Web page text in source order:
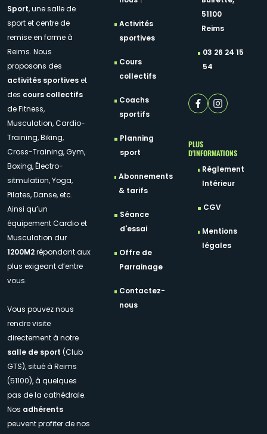
Sport, une salle de
sport et centre de
remise en forme à
Reims. Nous
proposons des
activités sportiveset
des cours collectifs
de Fitness,
Musculation, Cardio-
Training, Biking,
Cross-Training, Gym,
Boxing, Électro-
sitmulation, Yoga,
Pilates, Danse, etc.
Ainsi qu’un
équipement Cardio et
Musculation dur
1200M2répondant aux
plus exigeant d’entre
vous.
Vous pouvez nous
rendre visite
directement à notre
salle de sport (Club
GTS), situé à Reims
(51100), à quelques
pas de la cathédrale.
Nos adhérents
peuvent profiter de nos
Activités
sportives
Cours
collectifs
Coachs
sportifs
Planning
sport
Abonnements
& tarifs
Séance
d'essai
Offre de
Parrainage
Contactez-
nous
51100
Reims
03 26 24 15
54
PLUS
D'INFORMATIONS
Règlement
Intérieur
CGV
Mentions
légales